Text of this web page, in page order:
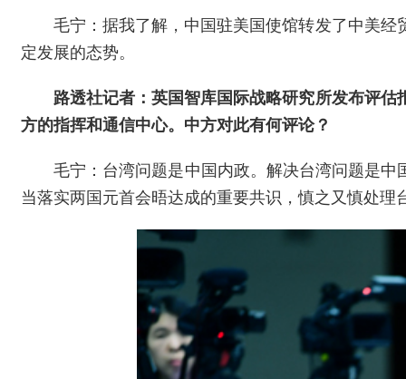
毛宁：据我了解，中国驻美国使馆转发了中美
定发展的态势。
路透社记者：英国智库国际战略研究所发布评
方的指挥和通信中心。中方对此有何评论？
毛宁：台湾问题是中国内政。解决台湾问题是
当落实两国元首会晤达成的重要共识，慎之又慎处理